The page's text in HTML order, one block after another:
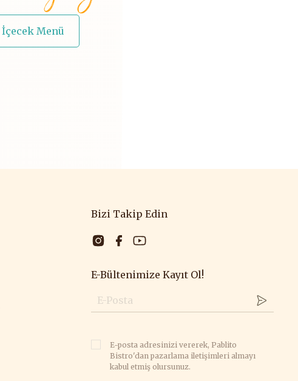
İçecek Menü
Bizi Takip Edin
E-Bültenimize Kayıt Ol!
E-posta adresinizi vererek, Pablito
Bistro'dan pazarlama iletişimleri almayı
kabul etmiş olursunuz.